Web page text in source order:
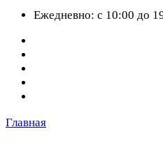
Ежедневно: с 10:00 до
Главная